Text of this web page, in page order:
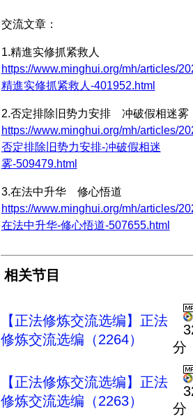
交流文章：
1.精進实修抓紧救人
https://www.minghui.org/mh/articles/
精進实修抓紧救人-401952.html
2.否定排除旧势力安排 冲破假相迷雾
https://www.minghui.org/mh/articles/
否定排除旧势力安排-冲破假相迷
雾-509479.html
3.在法中升华 修心悟道
https://www.minghui.org/mh/articles/
在法中升华-修心悟道-507655.html
相关节目
【正法修炼交流选编】正法
修炼交流选编（2264）
分
【正法修炼交流选编】正法
修炼交流选编（2263）
分